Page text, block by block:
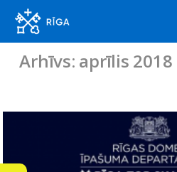
Arhīvs: aprīlis 2018